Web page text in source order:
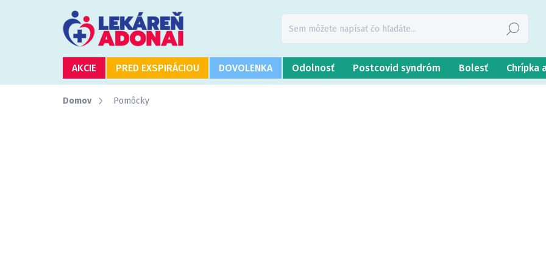
Hľadať
AKCIE PRED EXSPIRÁCIOU DOVOLENKA Odolnosť Postcovid syndróm Bolesť Chrípka
Domov Pomôcky